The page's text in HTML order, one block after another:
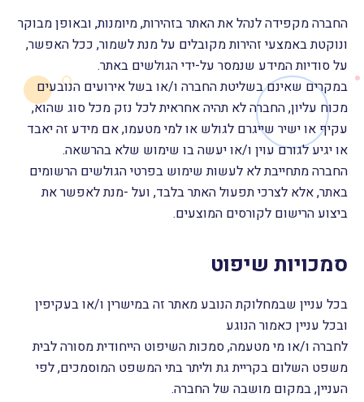
החברה מקפידה לנהל את האתר בזהירות, מיומנות, ובאופן מבוקר
ונוקטת באמצעי זהירות מקובלים על מנת לשמור, ככל האפשר,
על סודיות המידע שנמסר על-ידי הגולשים באתר.
במקרים שאינם בשליטת החברה ו/או בשל אירועים הנובעים
מכוח עליון, החברה לא תהיה אחראית לכל נזק מכל סוג שהוא,
עקיף או ישיר שייגרם לגולש או למי מטעמו, אם מידע זה יאבד
או יגיע לגורם עוין ו/או יעשה בו שימוש שלא בהרשאה.
החברה מתחייבת לא לעשות שימוש בפרטי הגולשים הרשומים
באתר, אלא לצרכי תפעול האתר בלבד, ועל -מנת לאפשר את
ביצוע הרישום לקורסים המוצעים.
סמכויות שיפוט
בכל עניין שבמחלוקת הנובע מאתר זה במישרין ו/או בעקיפין
ובכל עניין כאמור הנוגע
לחברה ו/או מי מטעמה, סמכות השיפוט הייחודית מסורה לבית
משפט השלום בקריית גת וליתר בתי המשפט המוסמכים, לפי
העניין, במקום מושבה של החברה.